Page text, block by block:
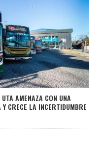
AMENAZA CON UNA
CRECE LA INCERTIDUMBRE